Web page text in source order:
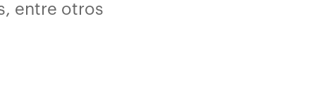
entre otros